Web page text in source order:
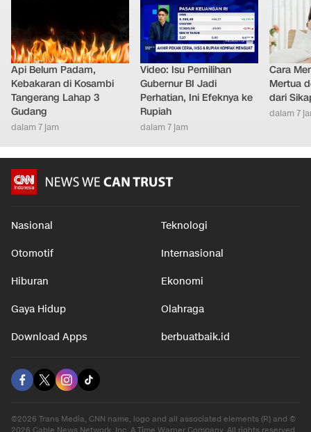
Api Belum Padam,
Kebakaran di Kosambi
Tangerang Lahap 3
Gudang
dalam 7 jam
Video: Isu Pemilihan
Gubernur BI Jadi
Perhatian, Ini Efeknya ke
Rupiah
dalam 7 jam
Cara
Mertua
dari
dalam 7
Nasional Teknologi
Otomotif Internasional
Hiburan Ekonomi
Gaya Hidup Olahraga
Download Apps berbuatbaik.id
©2026 Trans Media, CNN name, logo and all associated elements (R) and ©